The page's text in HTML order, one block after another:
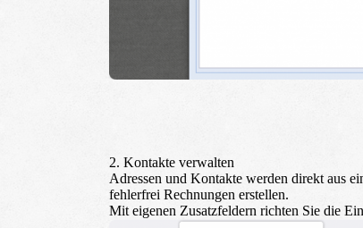
2. Kontakte verwalten
Adressen und Kontakte werden direkt aus
fehlerfrei Rechnungen erstellen.
Mit eigenen Zusatzfeldern richten Sie die